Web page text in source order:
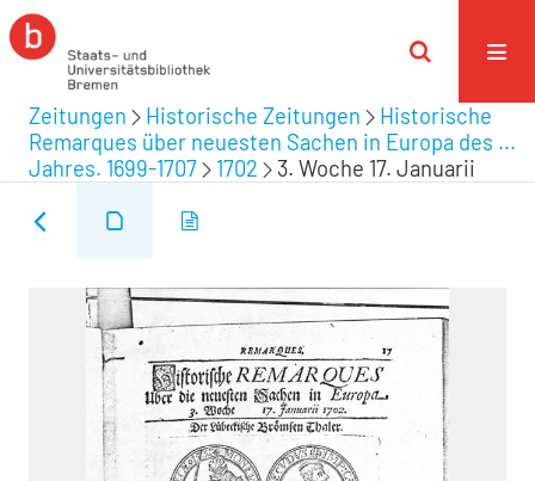
Zeitungen Historische Zeitungen
Historische
Remarques über neuesten Sachen in Europa des ...
Jahres. 1699-1707
1702 3. Woche 17. Januarii